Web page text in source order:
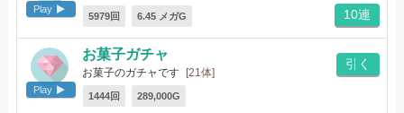
Play
5979回 6.45 メガG 10連
Play
お菓子ガチャ
お菓子のガチャです [21体]
1444回 289,000G
引く